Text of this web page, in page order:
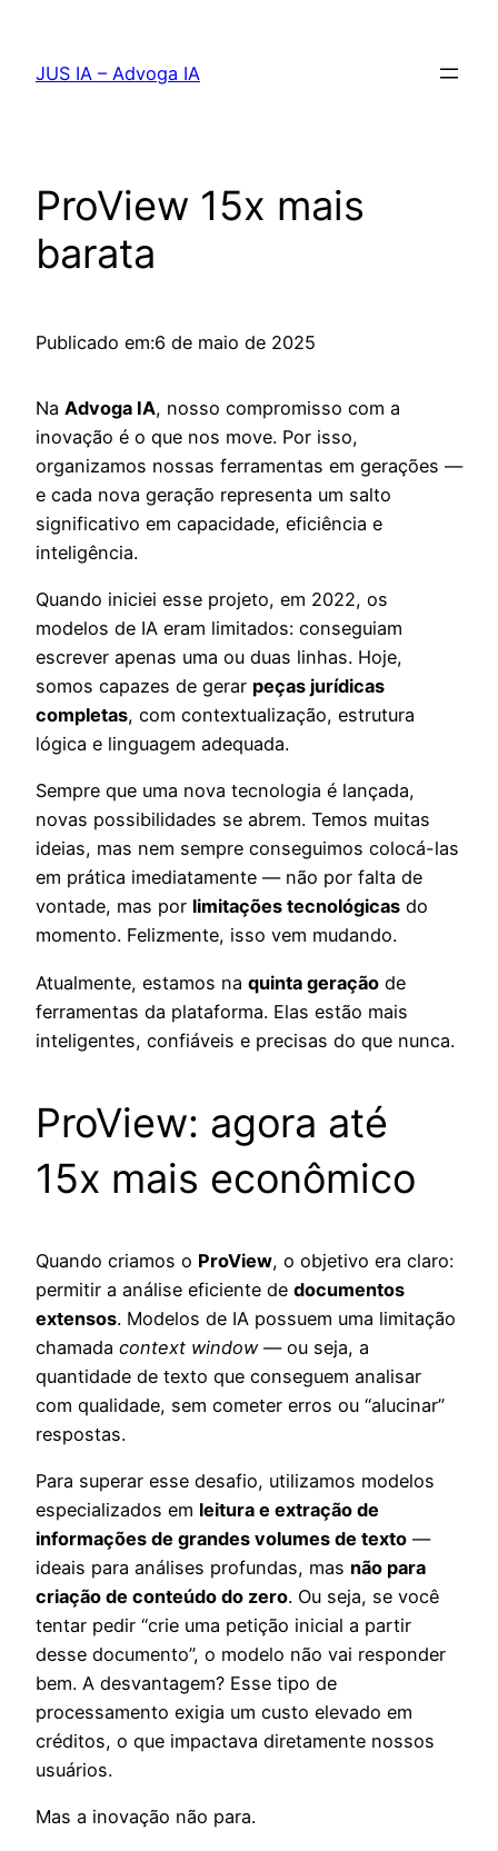
JUS IA – Advoga IA
ProView 15x mais
barata
Publicado em:6 de maio de 2025
Na Advoga IA, nosso compromisso com a
inovação é o que nos move. Por isso,
organizamos nossas ferramentas em gerações —
e cada nova geração representa um salto
significativo em capacidade, eficiência e
inteligência.
Quando iniciei esse projeto, em 2022, os
modelos de IA eram limitados: conseguiam
escrever apenas uma ou duas linhas. Hoje,
somos capazes de gerar peças jurídicas
completas, com contextualização, estrutura
lógica e linguagem adequada.
Sempre que uma nova tecnologia é lançada,
novas possibilidades se abrem. Temos muitas
ideias, mas nem sempre conseguimos colocá-las
em prática imediatamente — não por falta de
vontade, mas por limitações tecnológicas do
momento. Felizmente, isso vem mudando.
Atualmente, estamos na quinta geração de
ferramentas da plataforma. Elas estão mais
inteligentes, confiáveis e precisas do que nunca.
ProView: agora até
15x mais econômico
Quando criamos o ProView, o objetivo era claro:
permitir a análise eficiente de documentos
extensos. Modelos de IA possuem uma limitação
chamada context window— ou seja, a
quantidade de texto que conseguem analisar
com qualidade, sem cometer erros ou “alucinar”
respostas.
Para superar esse desafio, utilizamos modelos
especializados em leitura e extração de
informações de grandes volumes de texto —
ideais para análises profundas, mas não para
criação de conteúdo do zero. Ou seja, se você
tentar pedir “crie uma petição inicial a partir
desse documento”, o modelo não vai responder
bem. A desvantagem? Esse tipo de
processamento exigia um custo elevado em
créditos, o que impactava diretamente nossos
usuários.
Mas a inovação não para.